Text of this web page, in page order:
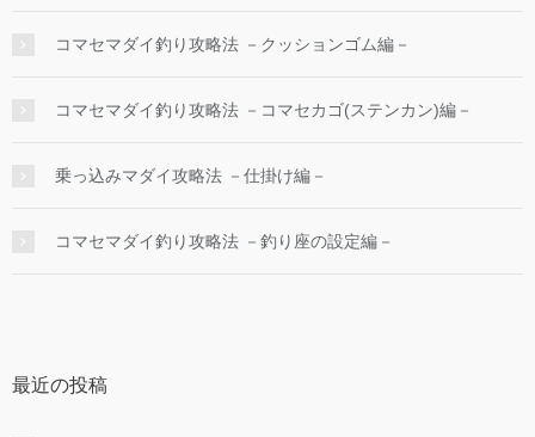
コマセマダイ釣り攻略法 －クッションゴム編－
コマセマダイ釣り攻略法 －コマセカゴ(ステンカン)編－
乗っ込みマダイ攻略法 －仕掛け編－
コマセマダイ釣り攻略法 －釣り座の設定編－
最近の投稿